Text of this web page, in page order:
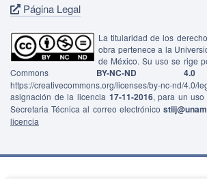
Página Legal
La titularidad de los
obra pertenece a la
de México. Su uso se rige
Commons BY-NC-ND 4.0
https://creativecommons.org/licenses/by-nc-nd/
asignación de la licencia 17-11-2016, para un uso
Secretaria Técnica al correo electrónico
licencia